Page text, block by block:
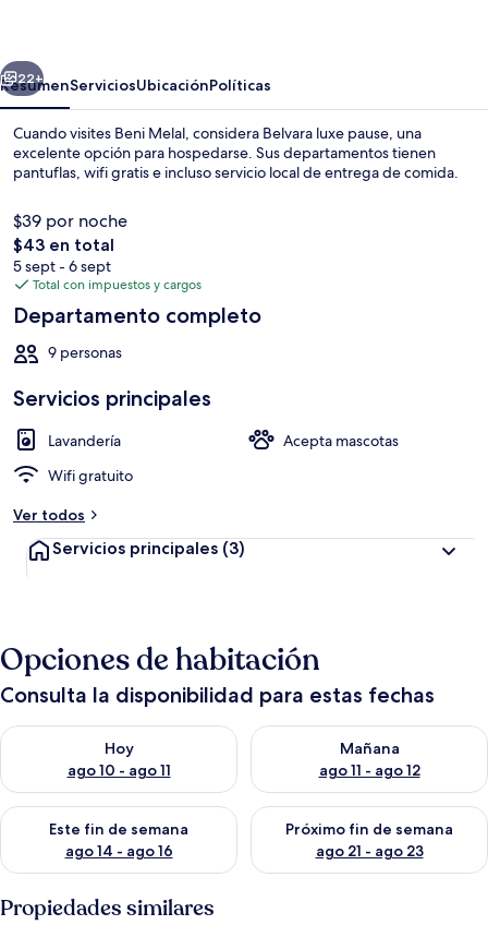
Wifi gratis
Siguiente
22+
ResumenServiciosUbicaciónPolíticas
Cuando visites Beni Melal, considera Belvara luxe pause, una
excelente opción para hospedarse. Sus departamentos tienen
pantuflas, wifi gratis e incluso servicio local de entrega de comida.
$39 por noche
El
precio
total
de
$43
$43 en total
5 sept - 6 sept
Total con impuestos y cargos
Departamento completo
9 personas
Servicios principales
Lavandería
Acepta mascotas
Wifi gratuito
Ver todos
Servicios principales (3)
Opciones de habitación
Consulta la disponibilidad para estas fechas
Hoy
ago 10 - ago 11
Consulta la disponibilidad para hoy ago 10 - ago 11
Mañana
ago 11 - ago 12
Consulta la disponibilidad
Este fin de semana
ago 14 - ago 16
Consulta la disponibilidad para este fin de semana ago 14 -
Próximo fin de semana
ago 21 - ago 23
Consulta la disponibilidad
Propiedades similares